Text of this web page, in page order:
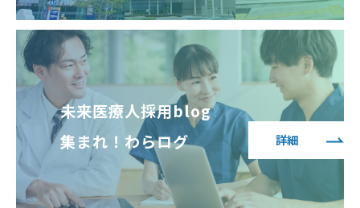
未来医療人採用blog
集まれ！わらログ
詳細